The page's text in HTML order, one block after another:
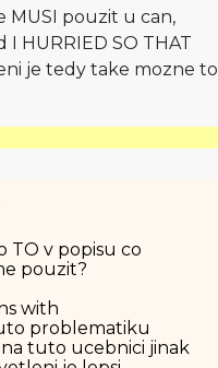
MUSI pouzit u can,
HURRIED SO THAT
je tedy take mozne to
TO v popisu co
pouzit?
with
problematiku
tuto ucebnici jinak